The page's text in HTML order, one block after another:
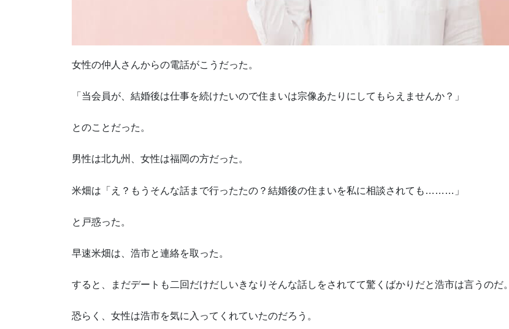
女性の仲人さんからの電話がこうだった。
「当会員が、結婚後は仕事を続けたいので住まいは宗像あたりにしてもらえませんか？」
とのことだった。
男性は北九州、女性は福岡の方だった。
米畑は「え？もうそんな話まで行ったたの？結婚後の住まいを私に相談されても………」
と戸惑った。
早速米畑は、浩市と連絡を取った。
すると、まだデートも二回だけだしいきなりそんな話しをされてて驚くばかりだと浩市は言うのだ。
恐らく、女性は浩市を気に入ってくれていたのだろう。